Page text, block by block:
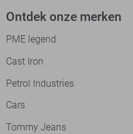
Ontdek onze merken
PME legend
Cast Iron
Petrol Industries
Cars
Tommy Jeans